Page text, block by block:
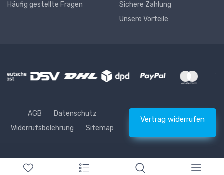
Häufig gestellte Fragen
Sichere Zahlung
Unsere Vorteile
AGB
Datenschutz
Widerrufsbelehrung
Sitemap
Vertrag widerrufen
* Alle Preise inkl. gesetzlicher USt., zzgl. Versand © Waschhelden